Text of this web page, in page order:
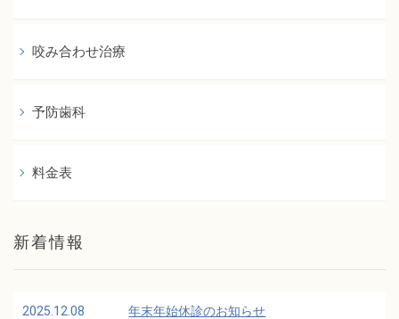
咬み合わせ治療
予防歯科
料金表
新着情報
2025.12.08 年末年始休診のお知らせ